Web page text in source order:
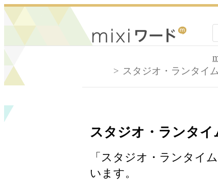
スタジオ・ランタイム
スタジオ・ランタイ
「スタジオ・ランタイ
います。